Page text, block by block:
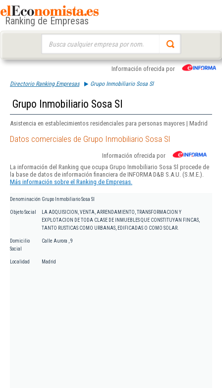
Ranking de Empresas
Información ofrecida por
Directorio Ranking Empresas Grupo Inmobiliario Sosa Sl
Grupo Inmobiliario Sosa Sl
Asistencia en establecimientos residenciales para personas mayores | Madrid
Datos comerciales de Grupo Inmobiliario Sosa Sl
Información ofrecida por
La información del Ranking que ocupa Grupo Inmobiliario Sosa Sl procede de
la base de datos de información financiera de INFORMA D&B S.A.U. (S.M.E.).
Más información sobre el Ranking de Empresas.
Denominación Grupo Inmobiliario Sosa Sl
Objeto Social
LA ADQUISICION, VENTA, ARRENDAMIENTO, TRANSFORMACION Y
EXPLOTACION DE TODA CLASE DE INMUEBLES QUE CONSTITUYAN FINCAS,
TANTO RUSTICAS COMO URBANAS, EDIFICADAS O COMO SOLAR.
Domicilio
Social
Calle Aurora , 9
Localidad Madrid